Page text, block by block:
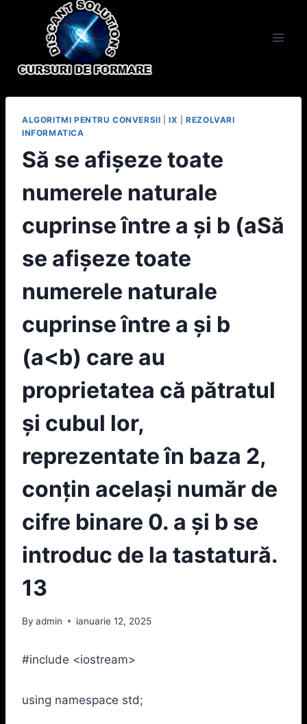
ALGORITMI PENTRU CONVERSII |IX |REZOLVARI
INFORMATICA
Să se afişeze toate
numerele naturale
cuprinse între a şi b (aSă
se afişeze toate
numerele naturale
cuprinse între a şi b
(a<b) care au
proprietatea că pătratul
şi cubul lor,
reprezentate în baza 2,
conțin acelaşi număr de
cifre binare 0. a şi b se
introduc de la tastatură.
13
By admin ianuarie 12, 2025
#include <iostream>
using namespace std;